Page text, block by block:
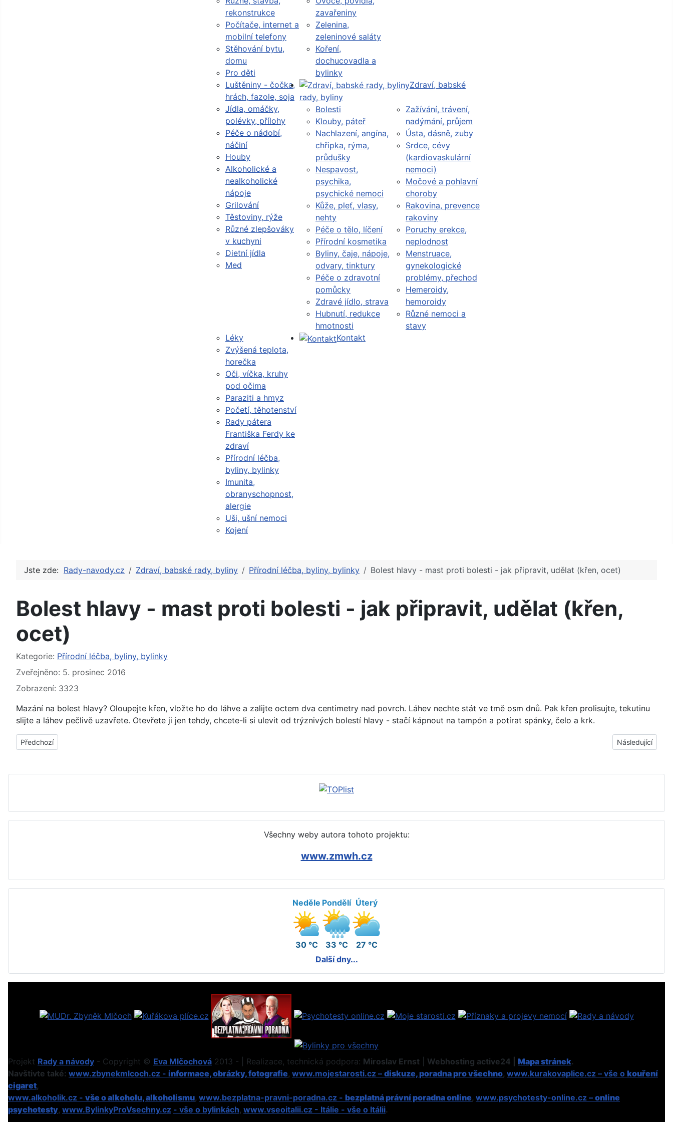
rekonstrukce
Počítače, internet a
mobilní telefony
Stěhování bytu,
domu
Pro děti
zavařeniny
Zelenina,
zeleninové saláty
Koření,
dochucovadla a
bylinky
Luštěniny - čočka,
hrách, fazole, soja
Jídla, omáčky,
polévky, přílohy
Péče o nádobí,
náčiní
Houby
Alkoholické a
nealkoholické
nápoje
Grilování
Těstoviny, rýže
Různé zlepšováky
v kuchyni
Dietní jídla
Med
Zdraví, babské
rady, byliny
Bolesti
Klouby, páteř
Nachlazení, angína,
chřipka, rýma,
průdušky
Nespavost,
psychika,
psychické nemoci
Kůže, pleť, vlasy,
nehty
Péče o tělo, líčení
Přírodní kosmetika
Byliny, čaje, nápoje,
odvary, tinktury
Péče o zdravotní
pomůcky
Zdravé jídlo, strava
Hubnutí, redukce
hmotnosti
Zažívání, trávení,
nadýmání, průjem
Ústa, dásně, zuby
Srdce, cévy
(kardiovaskulární
nemoci)
Močové a pohlavní
choroby
Rakovina, prevence
rakoviny
Poruchy erekce,
neplodnost
Menstruace,
gynekologické
problémy, přechod
Hemeroidy,
hemoroidy
Různé nemoci a
stavy
Léky
Zvýšená teplota,
horečka
Oči, víčka, kruhy
pod očima
Paraziti a hmyz
Početí, těhotenství
Rady pátera
Františka Ferdy ke
zdraví
Přírodní léčba,
byliny, bylinky
Imunita,
obranyschopnost,
alergie
Uši, ušní nemoci
Kojení
Kontakt
Jste zde: Rady-navody.cz Zdraví, babské rady, byliny Přírodní léčba, byliny, bylinky Bolest hlavy - mast proti bolesti - jak připravit, udělat (křen, ocet)
Bolest hlavy - mast proti bolesti - jak připravit, udělat (křen,
ocet)
Základní údaje
Kategorie: Přírodní léčba, byliny, bylinky
Zveřejněno: 5. prosinec 2016
Zobrazení: 3323
Mazání na bolest hlavy? Oloupejte křen, vložte ho do láhve a zalijte octem dva centimetry nad povrch. Láhev nechte stát ve tmě osm dnů. Pak křen prolisujte, tekutinu
slijte a láhev pečlivě uzavřete. Otevřete ji jen tehdy, chcete-li si ulevit od trýznivých bolestí hlavy - stačí kápnout na tampón a potírat spánky, čelo a krk.
Předchozí článek: Bolest hlavy - koupel proti bolesti - jak připravit, udělat (mák, pepř, šalvěj, skořice)
Předchozí Další článek:
Následující
Všechny weby autora tohoto projektu:
www.zmwh.cz
Neděle
30 °C
Pondělí
33 °C
Úterý
27 °C
Další dny...
Projekt Rady a návody - Copyright © Eva Mlčochová 2013 - | Realizace, technická podpora: Miroslav Ernst Webhosting active24 | Mapa stránek.
Navštivte také: www.zbynekmlcoch.cz - informace, obrázky, fotografie, www.mojestarosti.cz – diskuze, poradna pro všechno, www.kurakovaplice.cz – vše o kouření
cigaret,
www.alkoholik.cz - vše o alkoholu, alkoholismu, www.bezplatna-pravni-poradna.cz - bezplatná právní poradna online, www.psychotesty-online.cz – online
psychotesty, www.BylinkyProVsechny.cz - vše o bylinkách, www.vseoitalii.cz - Itálie - vše o Itálii.